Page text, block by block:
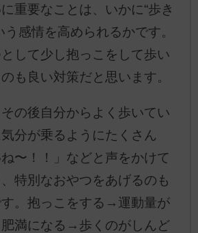
重要なことは、いかに“歩き
う感情を高められるかです。
して少し抱っこをして歩い
も良い対策だと思います。
の後自分からよく歩いてい
分が乗るようにたくさん
ね〜！！」などと声をかけて
特別なおやつをあげるのも
。抱っこをする→運動量が
満になる→歩くのがしんど